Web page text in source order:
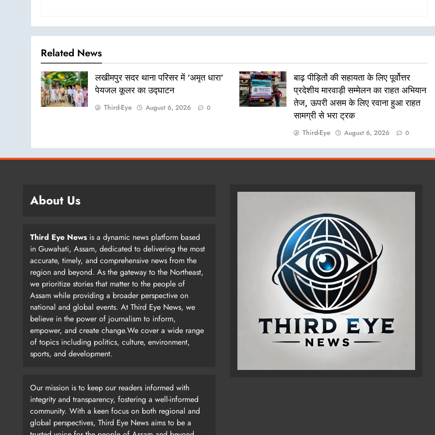
Related News
लखीमपुर सदर थाना परिसर में ‘अमृत धारा’
पेयजल कूलर का उद्घाटन
Third-Eye August 6, 2026 0
बाढ़ पीड़ितों की सहायता के लिए पूर्वोत्तर
प्रदेशीय मारवाड़ी सम्मेलन का राहत अभियान
तेज, ऊपरी असम के लिए रवाना हुआ राहत
सामग्री से भरा ट्रक
Third-Eye August 6, 2026 0
About Us
Third Eye News is a dynamic news platform based
in Guwahati, Assam, dedicated to delivering the most
accurate, timely, and comprehensive news from the
region and beyond. As the gateway to the Northeast,
we prioritize stories that matter to the people of
Assam while providing a broader perspective on
national and global events. At Third Eye News, we
believe in the power of journalism to inform,
empower, and create change.We cover a wide range
of topics including politics, culture, environment,
sports, and development.
Our mission is to keep our readers informed with
integrity and transparency, fostering a well-informed
community. With a keen focus on both regional and
global perspectives, Third Eye News aims to be a